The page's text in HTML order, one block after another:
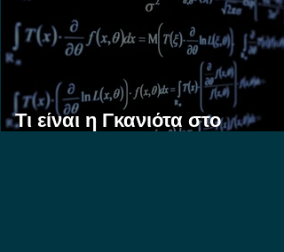
Τι είναι η Γκανιότα στο